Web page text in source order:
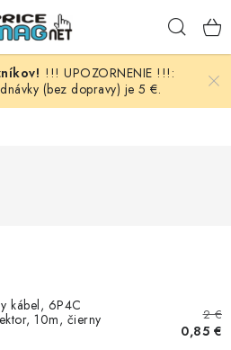
!!! UPOZORNENIE !!!:
(bez dopravy) je 5 €.
kábel, 6P4C
10m, čierny
2 €
0,85 €